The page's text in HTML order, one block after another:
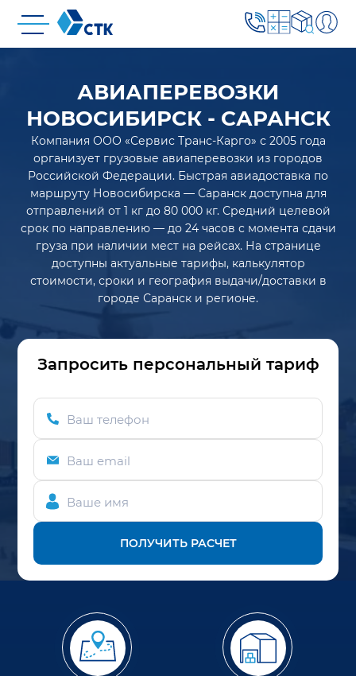
АВИАПЕРЕВОЗКИ
НОВОСИБИРСК - САРАНСК
Компания ООО «Сервис Транс-Карго» с 2005 года
организует грузовые авиаперевозки из городов
Российской Федерации. Быстрая авиадоставка по
маршруту Новосибирска — Саранск доступна для
отправлений от 1 кг до 80 000 кг. Средний целевой
срок по направлению — до 24 часов с момента сдачи
груза при наличии мест на рейсах. На странице
доступны актуальные тарифы, калькулятор
стоимости, сроки и география выдачи/доставки в
городе Саранск и регионе.
Запросить персональный тариф
Ваш телефон
Ваш email
Ваше имя
ПОЛУЧИТЬ РАСЧЕТ